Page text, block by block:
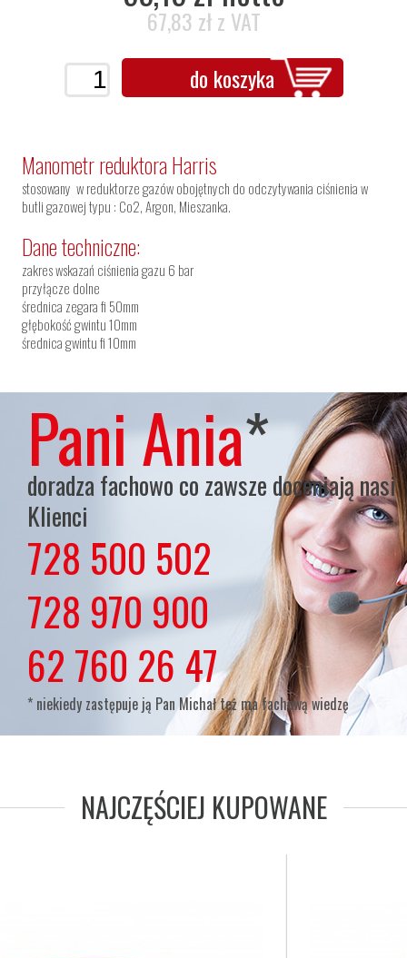
67,83 zł z VAT
do koszyka
Manometr reduktora Harris
stosowany w reduktorze gazów obojętnych do odczytywania ciśnienia w
butli gazowej typu : Co2, Argon, Mieszanka.
Dane techniczne:
zakres wskazań ciśnienia gazu 6 bar
przyłącze dolne
średnica zegara fi 50mm
głębokość gwintu 10mm
średnica gwintu fi 10mm
Pani Ania*
doradza fachowo co zawsze doceniają nasi
Klienci
728 500 502
lub
728 970 900
lub
62 760 26 47
* niekiedy zastępuje ją Pan Michał też ma fachową wiedzę
NAJCZĘŚCIEJ KUPOWANE